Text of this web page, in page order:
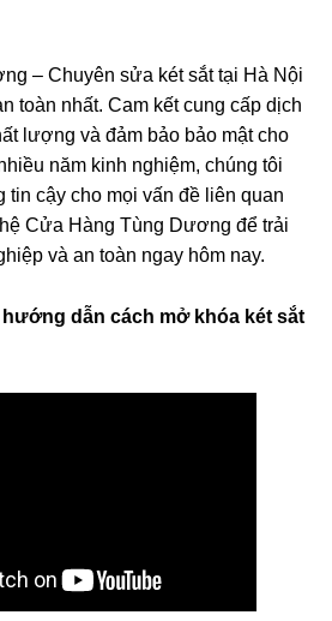
– Chuyên sửa két sắt tại Hà Nội
toàn nhất. Cam kết cung cấp dịch
lượng và đảm bảo bảo mật cho
năm kinh nghiệm, chúng tôi
tin cậy cho mọi vấn đề liên quan
Cửa Hàng Tùng Dương để trải
và an toàn ngay hôm nay.
dẫn cách mở khóa két sắt